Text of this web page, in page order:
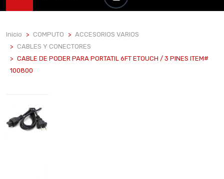
Inicio COMPUTO
ACCESORIOS VARIOS
CABLES Y CONECTORES
CABLE DE PODER PARA PORTATIL 6FT ETOUCH / 3 PINES ITEM#
100800